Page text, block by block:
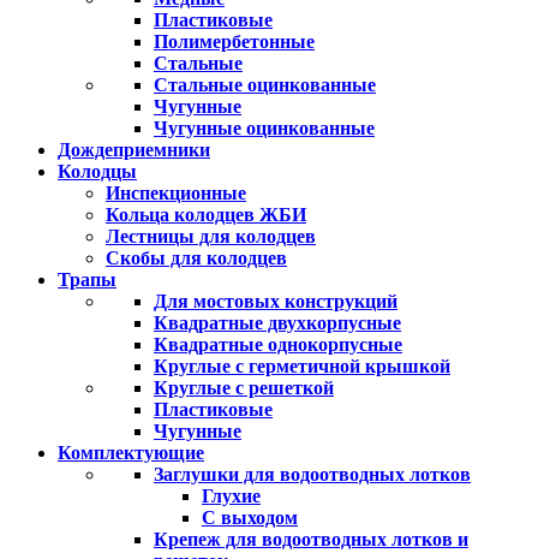
Пластиковые
Полимербетонные
Стальные
Стальные оцинкованные
Чугунные
Чугунные оцинкованные
Дождеприемники
Колодцы
Инспекционные
Кольца колодцев ЖБИ
Лестницы для колодцев
Скобы для колодцев
Трапы
Для мостовых конструкций
Квадратные двухкорпусные
Квадратные однокорпусные
Круглые с герметичной крышкой
Круглые с решеткой
Пластиковые
Чугунные
Комплектующие
Заглушки для водоотводных лотков
Глухие
С выходом
Крепеж для водоотводных лотков и